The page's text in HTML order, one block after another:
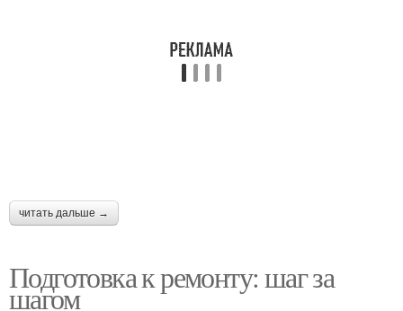
читать дальше →
Подготовка к ремонту: шаг за
шагом